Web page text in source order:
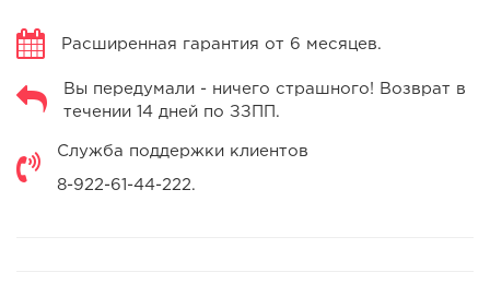
Расширенная гарантия от 6 месяцев.
Вы передумали - ничего страшного! Возврат в
течении 14 дней по ЗЗПП.
Служба поддержки клиентов
8-922-61-44-222.